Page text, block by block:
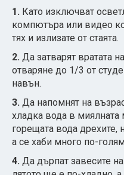
1. Като изключват
компютъра или видео
тях и излизате от стаята.
2. Да затварят вратата
отваряне до 1/3 от
навън.
3. Да напомнят на
хладка вода в
горещата вода дрехите,
а се хаби много по-
4. Да дърпат завесите